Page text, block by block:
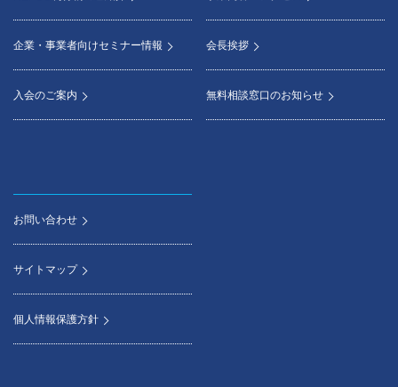
企業・事業者向けセミナー情報
入会のご案内
会長挨拶
無料相談窓口のお知らせ
お問い合わせ
サイトマップ
個人情報保護方針